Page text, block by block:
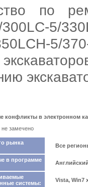
по
5/
5/
конфликты в электронном
не замечено
рынка
Все
в программе
системы:
Vista, Win7